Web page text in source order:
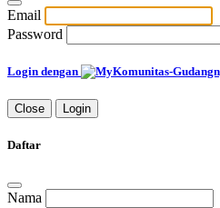
Email
Password
Login dengan
Close Login
Daftar
Nama